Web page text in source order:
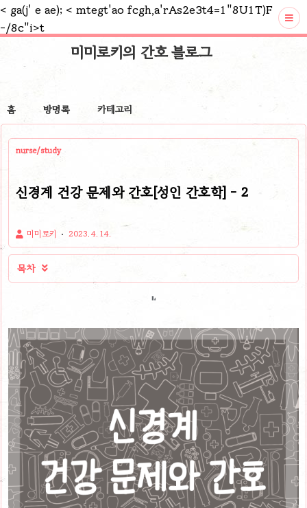
< ga(j' e ae); < mtegt'ao fcgh,a'rAs2e3t4=1"8U1T)F
-/8c"i>t
미미로키의 간호 블로그
홈 방명록 카테고리
nurse/study
신경계 건강 문제와 간호[성인 간호학] - 2
미미로키 2023. 4. 14.
목차 